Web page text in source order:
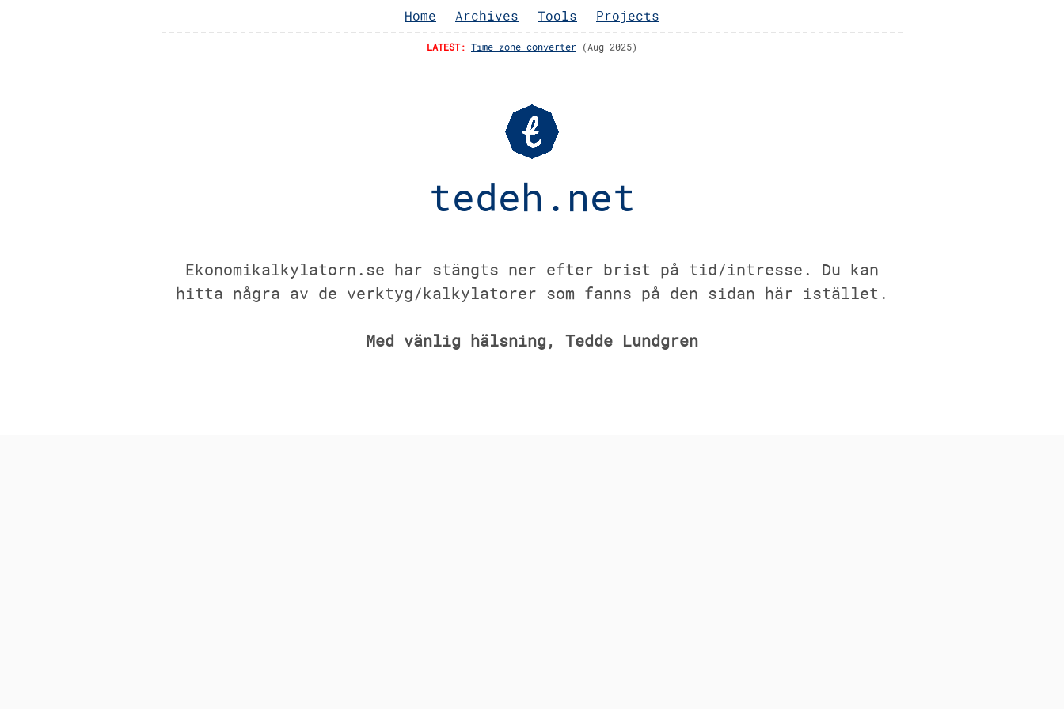
Home Archives Tools Projects
LATEST: Time zone converter Aug 2025
tedeh.net
Ekonomikalkylatorn.se har stängts ner efter brist på tid/intresse. Du kan
hitta några av de verktyg/kalkylatorer som fanns på den sidan här istället.
Med vänlig hälsning, Tedde Lundgren